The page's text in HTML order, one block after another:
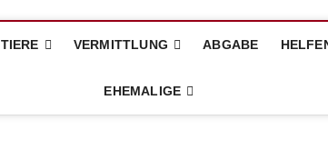
TIERE VERMITTLUNG ABGABE
EHEMALIGE